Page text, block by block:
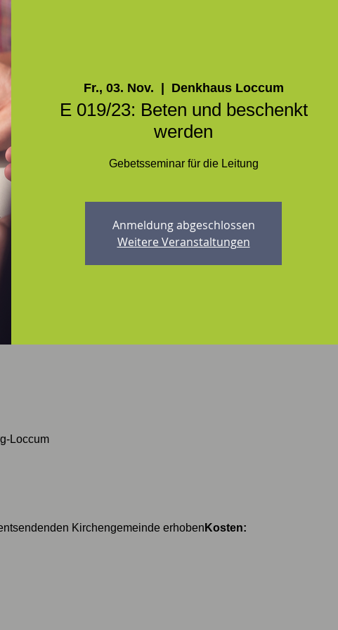
Fr., 03. Nov.
  |
Denkhaus Loccum
E 019/23: Beten und beschenkt
werden
Gebetsseminar für die Leitung
Anmeldung abgeschlossen
Weitere Veranstaltungen
Loccum
Kirchengemeinde erhoben Kosten: